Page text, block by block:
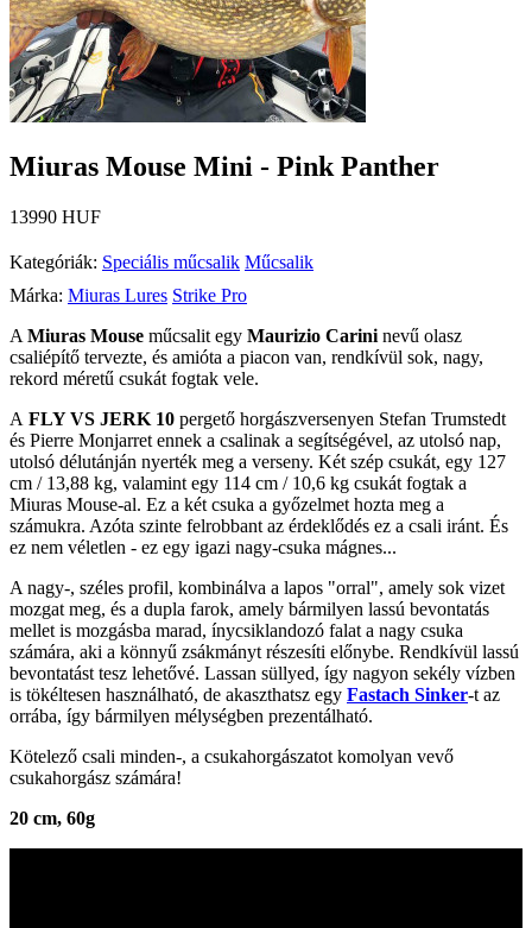
Miuras Mouse Mini - Pink Panther
13990 HUF
Kategóriák: Speciális műcsalik Műcsalik
Márka: Miuras Lures Strike Pro
A Miuras Mouse műcsalit egy Maurizio Carini nevű olasz
csaliépítő tervezte, és amióta a piacon van, rendkívül sok, nagy,
rekord méretű csukát fogtak vele.
A FLY VS JERK 10 pergető horgászversenyen Stefan Trumstedt
és Pierre Monjarret ennek a csalinak a segítségével, az utolsó nap,
utolsó délutánján nyerték meg a verseny. Két szép csukát, egy 127
cm / 13,88 kg, valamint egy 114 cm / 10,6 kg csukát fogtak a
Miuras Mouse-al. Ez a két csuka a győzelmet hozta meg a
számukra. Azóta szinte felrobbant az érdeklődés ez a csali iránt. És
ez nem véletlen - ez egy igazi nagy-csuka mágnes...
A nagy-, széles profil, kombinálva a lapos "orral", amely sok vizet
mozgat meg, és a dupla farok, amely bármilyen lassú bevontatás
mellet is mozgásba marad, ínycsiklandozó falat a nagy csuka
számára, aki a könnyű zsákmányt részesíti előnybe. Rendkívül lassú
bevontatást tesz lehetővé. Lassan süllyed, így nagyon sekély vízben
is tökéltesen használható, de akaszthatsz egy Fastach Sinker-t az
orrába, így bármilyen mélységben prezentálható.
Kötelező csali minden-, a csukahorgászatot komolyan vevő
csukahorgász számára!
20 cm, 60g